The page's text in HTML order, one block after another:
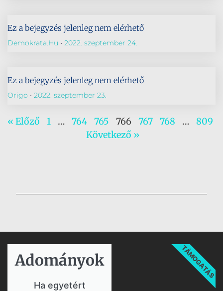
Ez a bejegyzés jelenleg nem elérhető
Demokrata.hu 2022. szeptember 24.
Ez a bejegyzés jelenleg nem elérhető
Origo 2022. szeptember 23.
« Előző 1 … 764 765 766 767 768 …
809
Következő »
Adományok​
Ha egyetért
TÁMOGATÁS